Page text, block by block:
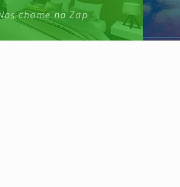
chame no Zap